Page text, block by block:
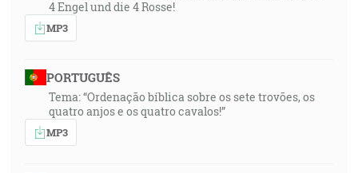
4 Engel und die 4 Rosse!
MP3
PORTUGUÊS
Tema: “Ordenação bíblica sobre os sete trovões, os
quatro anjos e os quatro cavalos!”
MP3